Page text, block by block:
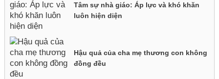
Tâm sự nhà giáo: Áp lực và khó khăn
luôn hiện diện
Hậu quả của cha mẹ thương con không
đồng đều